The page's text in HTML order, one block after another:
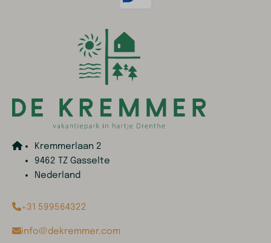
Kremmerlaan 2
9462 TZ Gasselte
Nederland
+31 599564322
info@dekremmer.com